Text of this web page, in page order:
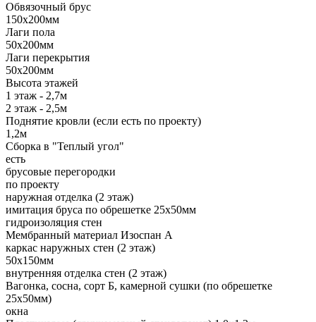
Обвязочный брус
150х200мм
Лаги пола
50х200мм
Лаги перекрытия
50х200мм
Высота этажей
1 этаж - 2,7м
2 этаж - 2,5м
Поднятие кровли (если есть по проекту)
1,2м
Сборка в "Теплый угол"
есть
брусовые перегородки
по проекту
наружная отделка (2 этаж)
имитация бруса по обрешетке 25х50мм
гидроизоляция стен
Мембранный материал Изоспан А
каркас наружных стен (2 этаж)
50х150мм
внутренняя отделка стен (2 этаж)
Вагонка, сосна, сорт Б, камерной сушки (по обрешетке
25х50мм)
окна